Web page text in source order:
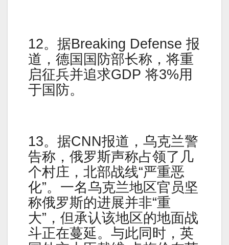
12。据Breaking Defense 报
道，德国国防部长称，将重
启征兵并追求GDP 将3%用
于国防。
13。据CNN报道，乌克兰警
告称，俄罗斯声称占领了几
个村庄，北部战线“严重恶
化”。一名乌克兰地区官员坚
称俄罗斯的进展并非“重
大”，但承认该地区的地面战
斗正在蔓延。与此同时，英